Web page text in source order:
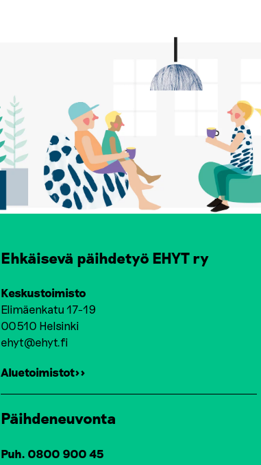
Ehkäisevä päihdetyö EHYT ry
Keskustoimisto
Elimäenkatu 17-19
00510 Helsinki
ehyt@ehyt.fi
Aluetoimistot>>
Päihdeneuvonta
Puh. 0800 900 45